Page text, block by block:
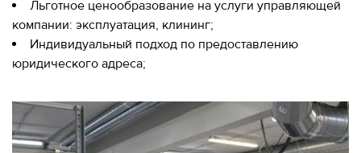
Льготное ценообразование на услуги управляющей
компании: эксплуатация, клининг;
Индивидуальный подход по предоставлению
юридического адреса;